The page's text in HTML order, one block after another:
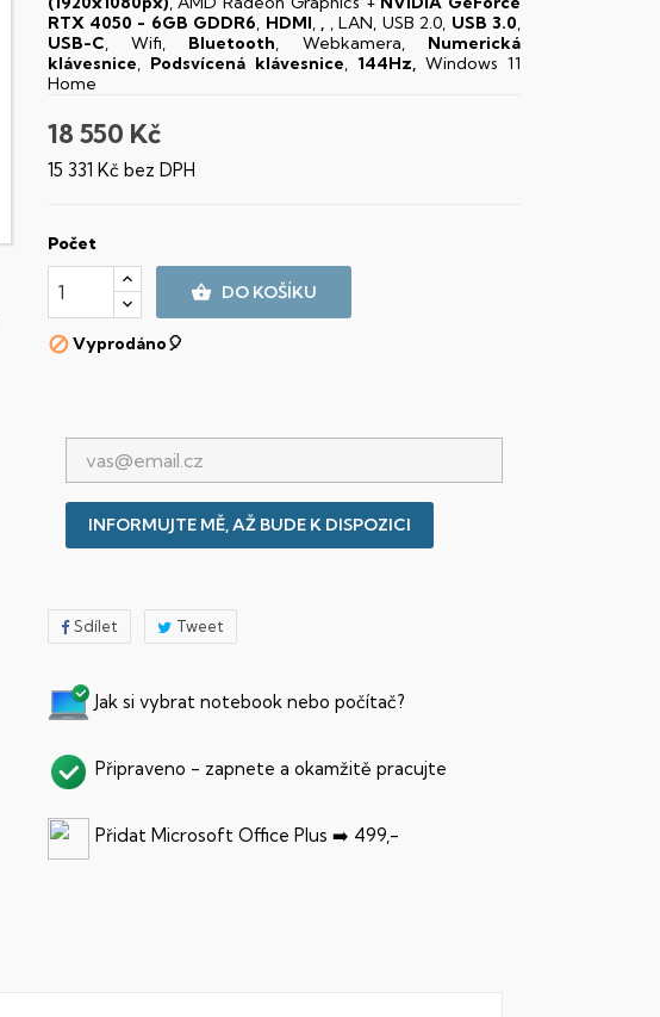
RTX 4050 - 6GB GDDR6, HDMI, , , LAN, USB 2.0, USB 3.0,
USB-C, Wifi, Bluetooth, Webkamera, Numerická
klávesnice, Podsvícená klávesnice, 144Hz, Windows 11
Home
18 550 Kč
15 331 Kč bez DPH
Počet
 DO KOŠÍKU
Vyprodáno🎈
INFORMUJTE MĚ, AŽ BUDE K DISPOZICI
Sdílet Tweet
Jak si vybrat notebook nebo počítač?
Připraveno - zapnete a okamžitě pracujte
Přidat Microsoft Office Plus ➡️ 499,-